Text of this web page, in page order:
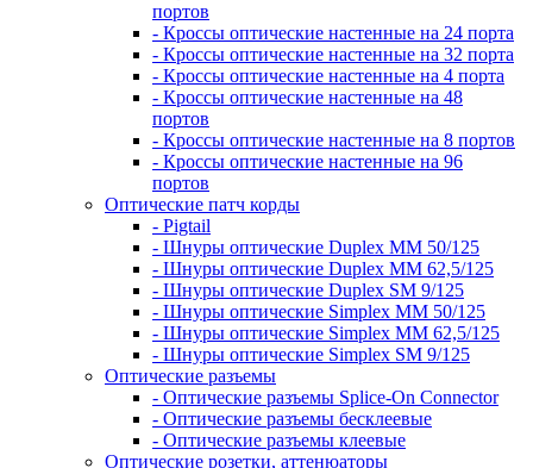
портов
- Кроссы оптические настенные на 24 порта
- Кроссы оптические настенные на 32 порта
- Кроссы оптические настенные на 4 порта
- Кроссы оптические настенные на 48
портов
- Кроссы оптические настенные на 8 портов
- Кроссы оптические настенные на 96
портов
Оптические патч корды
- Pigtail
- Шнуры оптические Duplex MM 50/125
- Шнуры оптические Duplex MM 62,5/125
- Шнуры оптические Duplex SM 9/125
- Шнуры оптические Simplex MM 50/125
- Шнуры оптические Simplex MM 62,5/125
- Шнуры оптические Simplex SM 9/125
Оптические разъемы
- Оптические разъемы Splice-On Connector
- Оптические разъемы бесклеевые
- Оптические разъемы клеевые
Оптические розетки, аттенюаторы